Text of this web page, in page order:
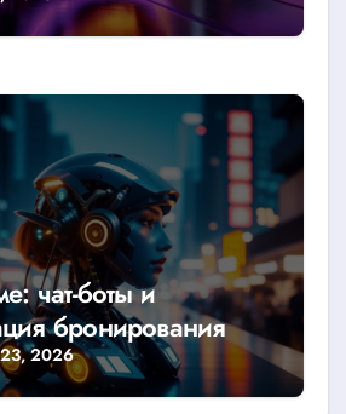
чат-боты и
бронирования
2026